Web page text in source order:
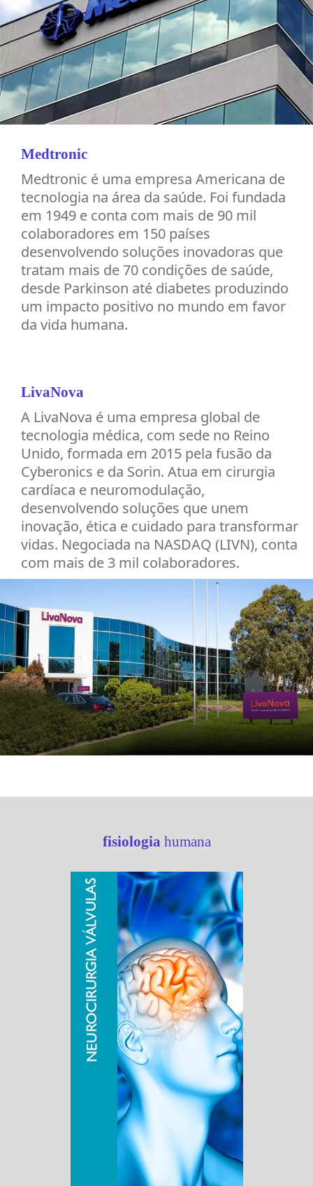
Medtronic
Medtronic é uma empresa Americana de
tecnologia na área da saúde. Foi fundada
em 1949 e conta com mais de 90 mil
colaboradores em 150 países
desenvolvendo soluções inovadoras que
tratam mais de 70 condições de saúde,
desde Parkinson até diabetes produzindo
um impacto positivo no mundo em favor
da vida humana.
LivaNova
A LivaNova é uma empresa global de
tecnologia médica, com sede no Reino
Unido, formada em 2015 pela fusão da
Cyberonics e da Sorin. Atua em cirurgia
cardíaca e neuromodulação,
desenvolvendo soluções que unem
inovação, ética e cuidado para transformar
vidas. Negociada na NASDAQ (LIVN), conta
com mais de 3 mil colaboradores.
fisiologia humana